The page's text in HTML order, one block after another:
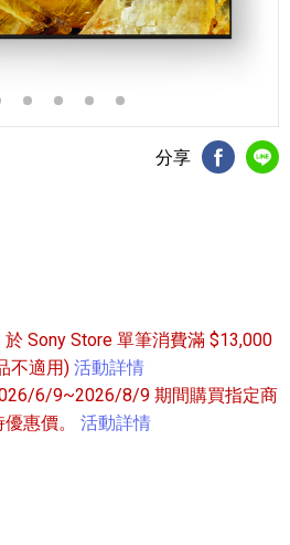
分享
FB分享
Sony Store 單筆消費滿 $13,000
不適用) 活動詳情
6/9~2026/8/9 期間購買指定商
惠價。
活動詳情